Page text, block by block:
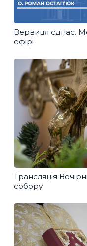
Вервиця єднає.
ефірі
Трансляція
собору